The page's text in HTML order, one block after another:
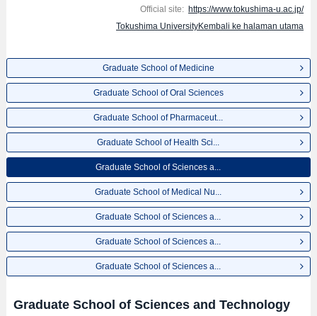
Official site: https://www.tokushima-u.ac.jp/
Tokushima UniversityKembali ke halaman utama
Graduate School of Medicine
Graduate School of Oral Sciences
Graduate School of Pharmaceut...
Graduate School of Health Sci...
Graduate School of Sciences a...
Graduate School of Medical Nu...
Graduate School of Sciences a...
Graduate School of Sciences a...
Graduate School of Sciences a...
Graduate School of Sciences and Technology